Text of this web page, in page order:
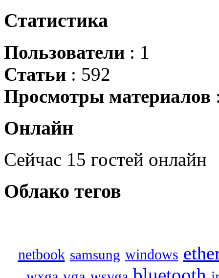
Статистика
Пользователи : 1
Статьи : 592
Просмотры материалов
Онлайн
Сейчас 15 гостей онлайн
Облако тегов
netbook samsung windows